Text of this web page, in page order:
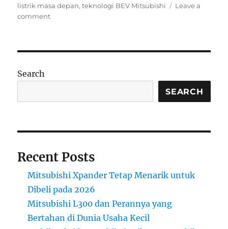
listrik masa depan,teknologi BEV Mitsubishi
Leave a
commenton
Global
Teknologi
dalam
Elektrifikasi
Search
SEARCH
Recent Posts
Mitsubishi Xpander Tetap Menarik untuk
Dibeli pada 2026
Mitsubishi L300 dan Perannya yang
Bertahan di Dunia Usaha Kecil